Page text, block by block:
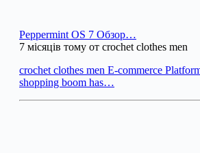
Peppermint OS 7 Обзор…
7 місяців тому от crochet clothes men
crochet clothes men E-commerce
shopping boom has…